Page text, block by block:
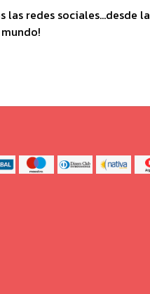
redes sociales...desde la